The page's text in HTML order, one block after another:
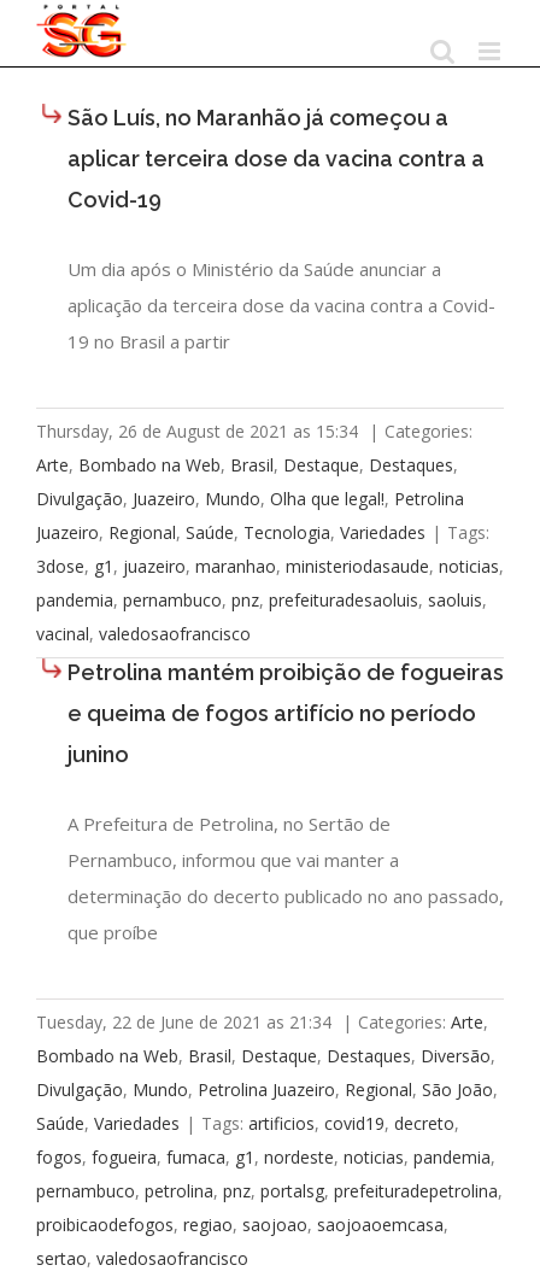
São Luís, no Maranhão já começou a
aplicar terceira dose da vacina contra a
Covid-19
Um dia após o Ministério da Saúde anunciar a
aplicação da terceira dose da vacina contra a Covid-
19 no Brasil a partir
Thursday, 26 de August de 2021 as 15:34 | Categories:
Arte, Bombado na Web, Brasil, Destaque, Destaques,
Divulgação, Juazeiro, Mundo, Olha que legal!, Petrolina
Juazeiro, Regional, Saúde, Tecnologia, Variedades | Tags:
3dose, g1 , juazeiro, maranhao, ministeriodasaude, noticias,
pandemia, pernambuco, pnz, prefeituradesaoluis, saoluis,
vacinal, valedosaofrancisco
Petrolina mantém proibição de fogueiras
e queima de fogos artifício no período
junino
A Prefeitura de Petrolina, no Sertão de
Pernambuco, informou que vai manter a
determinação do decerto publicado no ano passado,
que proíbe
Tuesday, 22 de June de 2021 as 21:34 | Categories: Arte,
Bombado na Web, Brasil, Destaque, Destaques, Diversão,
Divulgação, Mundo, Petrolina Juazeiro, Regional, São João,
Saúde, Variedades | Tags: artificios, covid19, decreto,
fogos, fogueira, fumaca, g1 , nordeste, noticias, pandemia,
pernambuco, petrolina, pnz, portalsg, prefeituradepetrolina,
proibicaodefogos, regiao, saojoao, saojoaoemcasa,
sertao, valedosaofrancisco